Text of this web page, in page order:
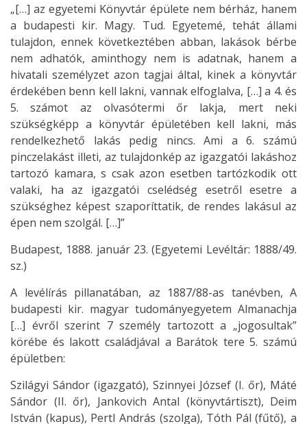
„[…] az egyetemi Könyvtár épülete nem bérház, hanem
a budapesti kir. Magy. Tud. Egyetemé, tehát állami
tulajdon, ennek következtében abban, lakások bérbe
nem adhatók, aminthogy nem is adatnak, hanem a
hivatali személyzet azon tagjai által, kinek a könyvtár
érdekében benn kell lakni, vannak elfoglalva, […] a 4. és
5. számot az olvasótermi őr lakja, mert neki
szükségképp a könyvtár épületében kell lakni, más
rendelkezhető lakás pedig nincs. Ami a 6. számú
pinczelakást illeti, az tulajdonkép az igazgatói lakáshoz
tartozó kamara, s csak azon esetben tartózkodik ott
valaki, ha az igazgatói cselédség esetről esetre a
szükséghez képest szaporíttatik, de rendes lakásul az
épen nem szolgál. […]”
Budapest, 1888. január 23. (Egyetemi Levéltár: 1888/49.
sz.)
A levélírás pillanatában, az 1887/88-as tanévben, A
budapesti kir. magyar tudományegyetem Almanachja
[…] évről szerint 7 személy tartozott a „jogosultak”
körébe és lakott családjával a Barátok tere 5. számú
épületben:
Szilágyi Sándor (igazgató), Szinnyei József (I. őr), Máté
Sándor (II. őr), Jankovich Antal (könyvtártiszt), Deim
István (kapus), Pertl András (szolga), Tóth Pál (fűtő), a